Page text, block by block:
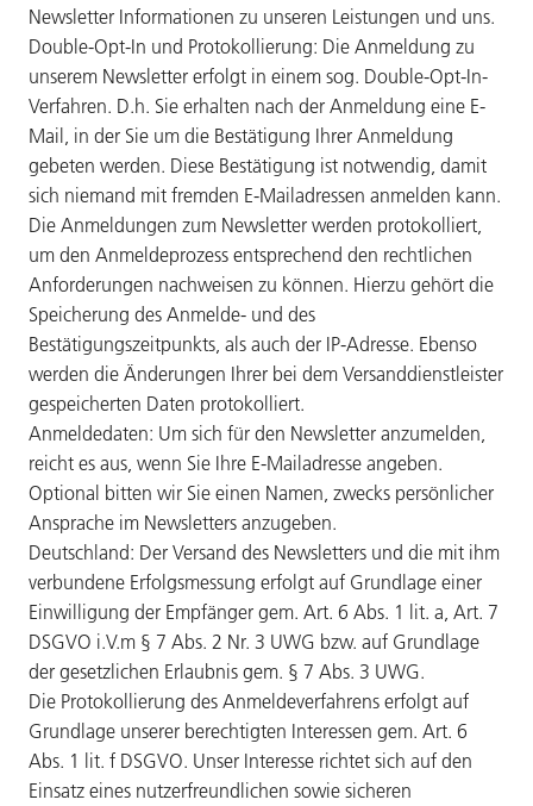
Newsletter Informationen zu unseren Leistungen und uns.
Double-Opt-In und Protokollierung: Die Anmeldung zu
unserem Newsletter erfolgt in einem sog. Double-Opt-In-
Verfahren. D.h. Sie erhalten nach der Anmeldung eine E-
Mail, in der Sie um die Bestätigung Ihrer Anmeldung
gebeten werden. Diese Bestätigung ist notwendig, damit
sich niemand mit fremden E-Mailadressen anmelden kann.
Die Anmeldungen zum Newsletter werden protokolliert,
um den Anmeldeprozess entsprechend den rechtlichen
Anforderungen nachweisen zu können. Hierzu gehört die
Speicherung des Anmelde- und des
Bestätigungszeitpunkts, als auch der IP-Adresse. Ebenso
werden die Änderungen Ihrer bei dem Versanddienstleister
gespeicherten Daten protokolliert.
Anmeldedaten: Um sich für den Newsletter anzumelden,
reicht es aus, wenn Sie Ihre E-Mailadresse angeben.
Optional bitten wir Sie einen Namen, zwecks persönlicher
Ansprache im Newsletters anzugeben.
Deutschland: Der Versand des Newsletters und die mit ihm
verbundene Erfolgsmessung erfolgt auf Grundlage einer
Einwilligung der Empfänger gem. Art. 6 Abs. 1 lit. a, Art. 7
DSGVO i.V.m § 7 Abs. 2 Nr. 3 UWG bzw. auf Grundlage
der gesetzlichen Erlaubnis gem. § 7 Abs. 3 UWG.
Die Protokollierung des Anmeldeverfahrens erfolgt auf
Grundlage unserer berechtigten Interessen gem. Art. 6
Abs. 1 lit. f DSGVO. Unser Interesse richtet sich auf den
Einsatz eines nutzerfreundlichen sowie sicheren